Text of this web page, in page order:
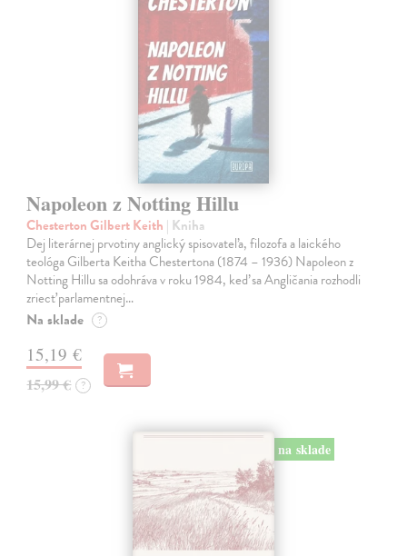
Napoleon z Notting Hillu
Chesterton Gilbert Keith | Kniha
Dej literárnej prvotiny anglický spisovateľa, filozofa a laického
teológa Gilberta Keitha Chestertona (1874 – 1936) Napoleon z
Notting Hillu sa odohráva v roku 1984, keď sa Angličania rozhodli
zriecť parlamentnej…
Na sklade ?
15,19 €
15,99 € ?
na sklade